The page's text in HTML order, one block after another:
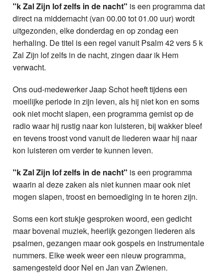
Info
"k Zal Zijn lof zelfs in de nacht" is een programma dat
direct na middernacht (van 00.00 tot 01.00 uur) wordt
uitgezonden, elke donderdag en op zondag een
herhaling. De titel is een regel vanuit Psalm 42 vers 5 k
Zal Zijn lof zelfs in de nacht, zingen daar ik Hem
verwacht.
Ons oud-medewerker Jaap Schot heeft tijdens een
moeilijke periode in zijn leven, als hij niet kon en soms
ook niet mocht slapen, een programma gemist op de
radio waar hij rustig naar kon luisteren, bij wakker bleef
en tevens troost vond vanuit de liederen waar hij naar
kon luisteren om verder te kunnen leven.
"k Zal Zijn lof zelfs in de nacht" is een programma
waarin al deze zaken als niet kunnen maar ook niet
mogen slapen, troost en bemoediging in te horen zijn.
Soms een kort stukje gesproken woord, een gedicht
maar bovenal muziek, heerlijk gezongen liederen als
psalmen, gezangen maar ook gospels en instrumentale
nummers. Elke week weer een nieuw programma,
samengesteld door Nel en Jan van Zwienen.